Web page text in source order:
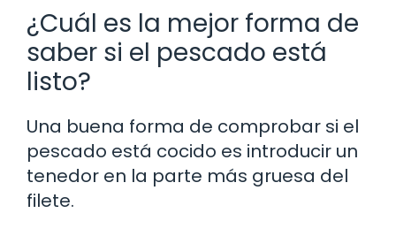
¿Cuál es la mejor forma de
saber si el pescado está
listo?
Una buena forma de comprobar si el
pescado está cocido es introducir un
tenedor en la parte más gruesa del
filete.